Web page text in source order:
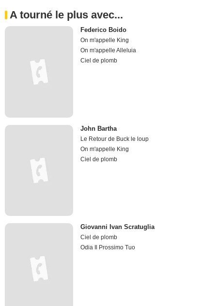
A tourné le plus avec...
Federico Boido
On m'appelle King
On m'appelle Alleluia
Ciel de plomb
John Bartha
Le Retour de Buck le loup
On m'appelle King
Ciel de plomb
Giovanni Ivan Scratuglia
Ciel de plomb
Odia Il Prossimo Tuo